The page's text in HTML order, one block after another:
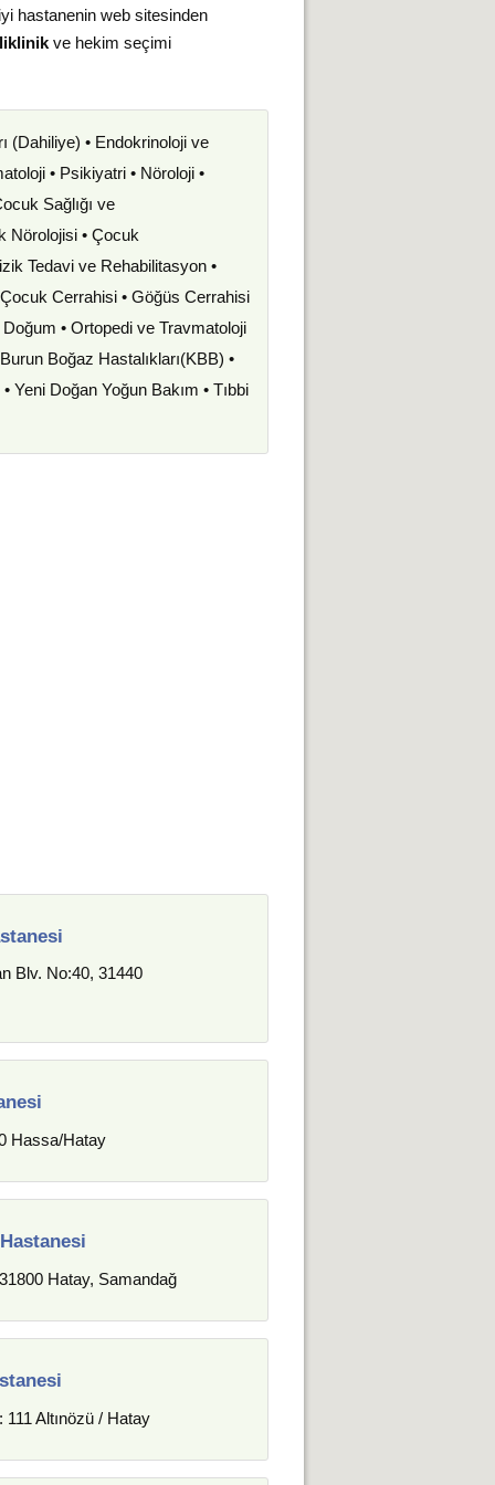
hastanenin web sitesinden
ve hekim seçimi
(Dahiliye) • Endokrinoloji ve
• Psikiyatri • Nöroloji •
Sağlığı ve
Nörolojisi • Çocuk
Tedavi ve Rehabilitasyon •
Cerrahisi • Göğüs Cerrahisi
Doğum • Ortopedi ve Travmatoloji
Boğaz Hastalıkları(KBB) •
Yeni Doğan Yoğun Bakım • Tıbbi
Blv. No:40, 31440
Hassa/Hatay
Hatay, Samandağ
Altınözü / Hatay